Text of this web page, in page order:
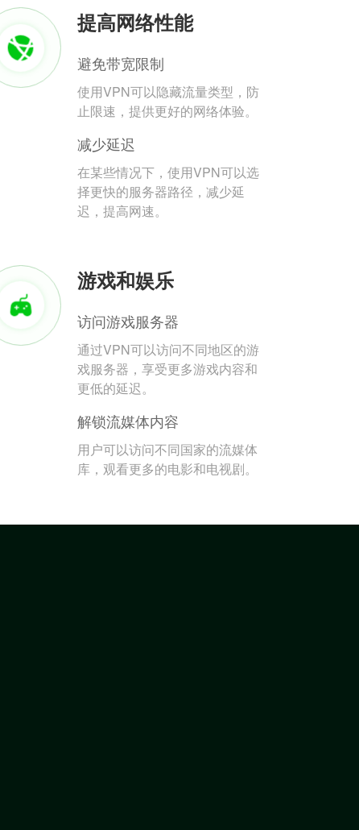
提高网络性能
避免带宽限制
使用VPN可以隐藏流量类型，防
止限速，提供更好的网络体验。
减少延迟
在某些情况下，使用VPN可以选
择更快的服务器路径，减少延
迟，提高网速。
游戏和娱乐
访问游戏服务器
通过VPN可以访问不同地区的游
戏服务器，享受更多游戏内容和
更低的延迟。
解锁流媒体内容
用户可以访问不同国家的流媒体
库，观看更多的电影和电视剧。